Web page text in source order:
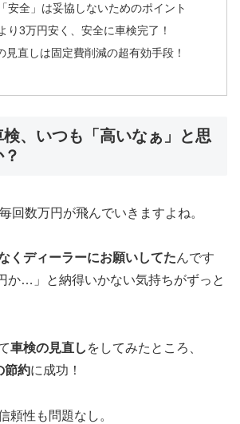
安全」は妥協しないためのポイント
り3万円安く、安全に車検完了！
見直しは固定費削減の超有効手段！
、いつも「高いなぁ」と思
回数万円が飛んでいきますよね。
くディーラーにお願いしてたんです
か…」と納得いかない気持ちがずっと
車検の見直し をしてみたところ、
節約に成功！
頼性も問題なし。